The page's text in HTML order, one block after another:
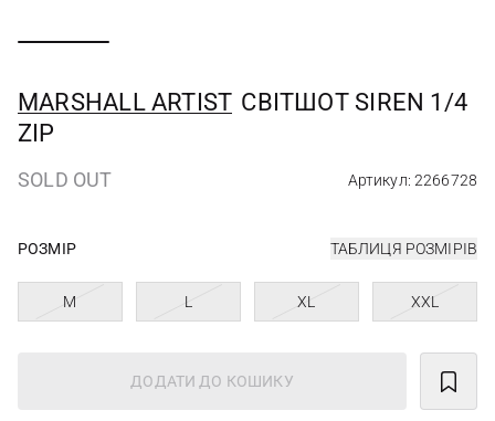
MARSHALL ARTIST СВІТШОТ SIREN 1/4
ZIP
SOLD OUT Артикул: 2266728
РОЗМІР ТАБЛИЦЯ РОЗМІРІВ
M L XL XXL
ДОДАТИ ДО КОШИКУ